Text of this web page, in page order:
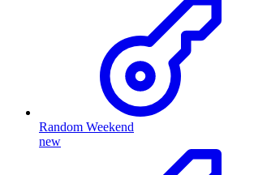
Random Weekend
new